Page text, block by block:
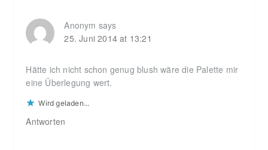
Anonym says
25. Juni 2014 at 13:21
Hätte ich nicht schon genug blush wäre die Palette mir
eine Überlegung wert.
Wird geladen...
Antworten